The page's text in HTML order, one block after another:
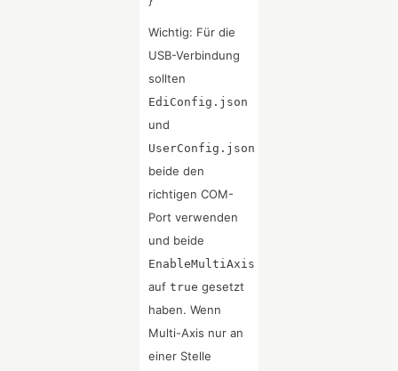
Wichtig: Für die
USB-Verbindung
sollten
EdiConfig.json
und
UserConfig.json
beide den
richtigen COM-
Port verwenden
und beide
EnableMultiAxis
auftrue gesetzt
haben. Wenn
Multi-Axis nur an
einer Stelle